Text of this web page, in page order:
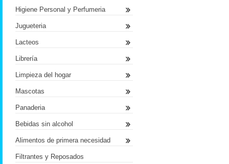
Higiene Personal y Perfumeria
Jugueteria
Lacteos
Librería
Limpieza del hogar
Mascotas
Panaderia
Bebidas sin alcohol
Alimentos de primera necesidad
Filtrantes y Reposados